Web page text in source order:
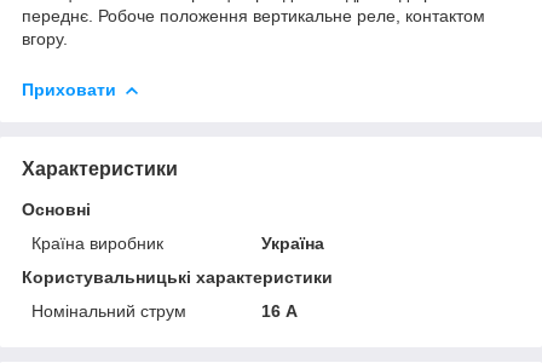
переднє. Робоче положення вертикальне реле, контактом
вгору.
Приховати
Характеристики
Основні
Країна виробник
Україна
Користувальницькі характеристики
Номінальний струм
16 А